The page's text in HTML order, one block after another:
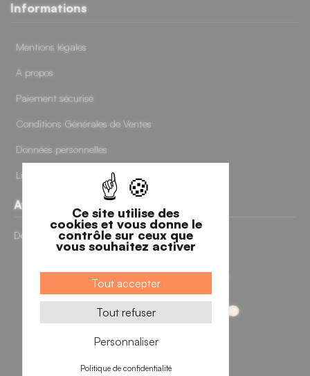
Ce site utilise des
cookies et vous donne le
contrôle sur ceux que
vous souhaitez activer
Tout accepter
Tout refuser
Personnaliser
Politique de confidentialité
Informations
Mentions légales
À propos
Paiement sécurisé
Conditions Générales de Ventes
Données personnelles
Livraisons et retours
Avis clients
Découvrir nos avis clients